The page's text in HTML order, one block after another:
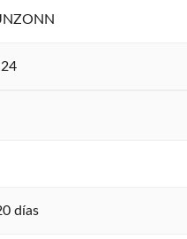
días